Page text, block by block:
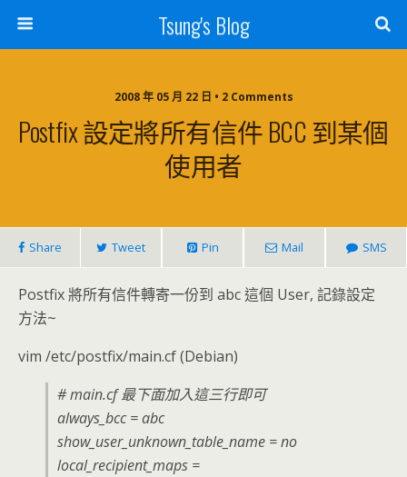
Tsung's Blog
2008 年 05 月 22 日 • 2 Comments
Postfix 設定將所有信件 BCC 到某個
使用者
Share Tweet Pin Mail SMS
Postfix 將所有信件轉寄一份到 abc 這個 User, 記錄設定
方法~
vim /etc/postfix/main.cf (Debian)
# main.cf 最下面加入這三行即可
always_bcc = abc
show_user_unknown_table_name = no
local_recipient_maps =